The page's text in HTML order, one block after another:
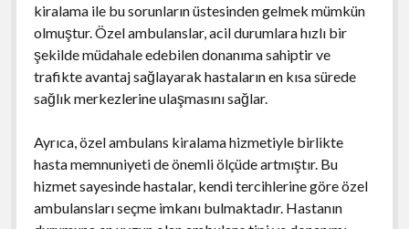
kiralama ile bu sorunların üstesinden gelmek mümkün
olmuştur. Özel ambulanslar, acil durumlara hızlı bir
şekilde müdahale edebilen donanıma sahiptir ve
trafikte avantaj sağlayarak hastaların en kısa sürede
sağlık merkezlerine ulaşmasını sağlar.
Ayrıca, özel ambulans kiralama hizmetiyle birlikte
hasta memnuniyeti de önemli ölçüde artmıştır. Bu
hizmet sayesinde hastalar, kendi tercihlerine göre özel
ambulansları seçme imkanı bulmaktadır. Hastanın